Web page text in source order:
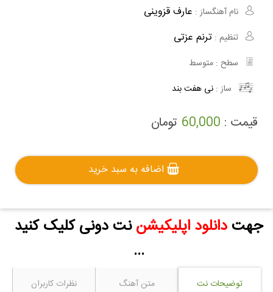
نام آهنگساز : عارف قزوینی
تنظیم : ترنم عزتی
سطح : متوسط
ساز : نی هفت بند
قیمت : 60,000 تومان
اضافه به سبد خرید
جهتدانلود اپلیکیشن نت دونی کلیک کنید
...
توضیحات نت متن آهنگ نظرات کاربران